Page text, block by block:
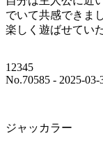
でいて共感できま
楽しく遊ばせてい
12345
No.70585 - 2025-03-
ジャッカラー